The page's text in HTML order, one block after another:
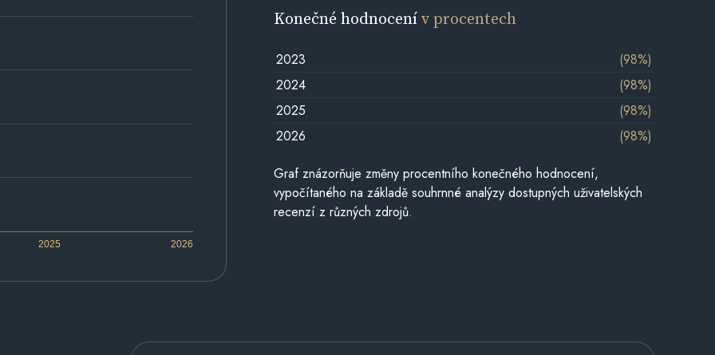
2025 2026
Konečné hodnocenív procentech
2023
(98%)
2024
(98%)
2025
(98%)
2026
(98%)
Graf znázorňuje změny procentního konečného hodnocení,
vypočítaného na základě souhrnné analýzy dostupných uživatelských
recenzí z různých zdrojů.